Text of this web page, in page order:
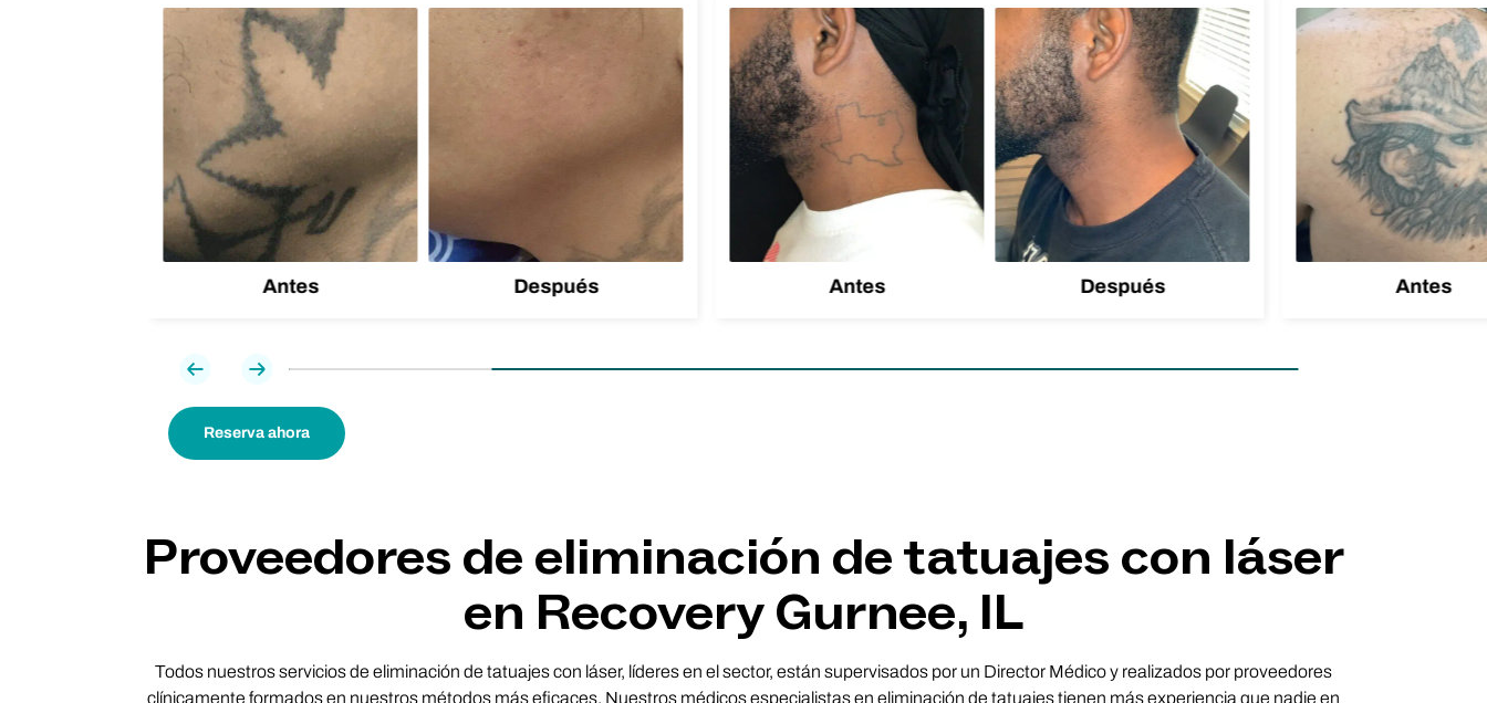
Antes Después Antes Después Antes
Previa Próxima
Reserva ahora
Proveedores de eliminación de tatuajes con láser
en Recovery Gurnee, IL
Todos nuestros servicios de eliminación de tatuajes con láser, líderes en el sector, están supervisados por un Director Médico y realizados por proveedores
clínicamente formados en nuestros métodos más eficaces. Nuestros médicos especialistas en eliminación de tatuajes tienen más experiencia que nadie en